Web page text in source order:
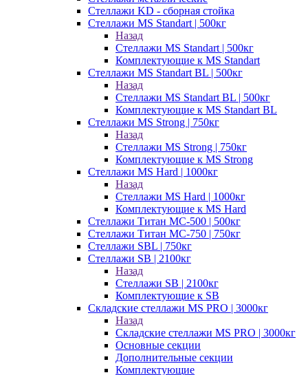
Стеллажи KD - сборная стойка
Стеллажи MS Standart | 500кг
Назад
Стеллажи MS Standart | 500кг
Комплектующие к MS Standart
Стеллажи MS Standart BL | 500кг
Назад
Стеллажи MS Standart BL | 500кг
Комплектующие к MS Standart BL
Стеллажи MS Strong | 750кг
Назад
Стеллажи MS Strong | 750кг
Комплектующие к MS Strong
Стеллажи MS Hard | 1000кг
Назад
Стеллажи MS Hard | 1000кг
Комплектующие к MS Hard
Стеллажи Титан МС-500 | 500кг
Стеллажи Титан МС-750 | 750кг
Стеллажи SBL | 750кг
Стеллажи SB | 2100кг
Назад
Стеллажи SB | 2100кг
Комплектующие к SB
Складские стеллажи MS PRO | 3000кг
Назад
Складские стеллажи MS PRO | 3000кг
Основные секции
Дополнительные секции
Комплектующие